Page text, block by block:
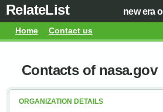
RelateList new era
Home Contact us
Contacts of nasa.gov
ORGANIZATION DETAILS